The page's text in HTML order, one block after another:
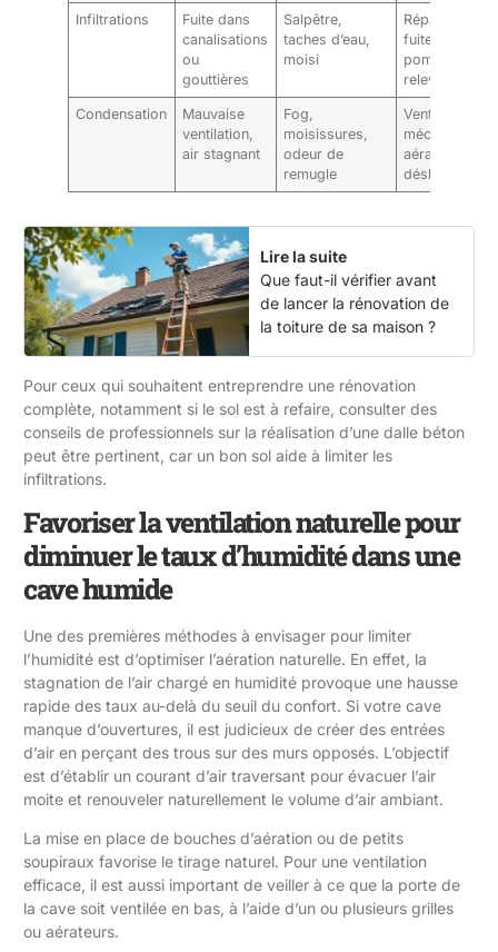
Infiltrations
Fuite dans
canalisations
ou
gouttières
Salpêtre,
taches d’eau,
moisi
Réparation
fuites,
pompe de
relevage
Condensation
Mauvaise
ventilation,
air stagnant
Fog,
moisissures,
odeur de
remugle
Ventilation
mécanique,
aération
Lire la suite
Que faut-il vérifier avant
de lancer la rénovation de
la toiture de sa maison ?
Pour ceux qui souhaitent entreprendre une rénovation
complète, notamment si le sol est à refaire, consulter des
conseils de professionnels sur la réalisation d’une dalle béton
peut être pertinent, car un bon sol aide à limiter les
infiltrations.
Favoriser la ventilation naturelle pour
diminuer le taux d’humidité dans une
cave humide
Une des premières méthodes à envisager pour limiter
l’humidité est d’optimiser l’aération naturelle. En effet, la
stagnation de l’air chargé en humidité provoque une hausse
rapide des taux au-delà du seuil du confort. Si votre cave
manque d’ouvertures, il est judicieux de créer des entrées
d’air en perçant des trous sur des murs opposés. L’objectif
est d’établir un courant d’air traversant pour évacuer l’air
moite et renouveler naturellement le volume d’air ambiant.
La mise en place de bouches d’aération ou de petits
soupiraux favorise le tirage naturel. Pour une ventilation
efficace, il est aussi important de veiller à ce que la porte de
la cave soit ventilée en bas, à l’aide d’un ou plusieurs grilles
ou aérateurs.